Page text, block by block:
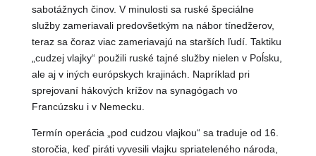
sabotážnych činov. V minulosti sa ruské špeciálne
služby zameriavali predovšetkým na nábor tínedžerov,
teraz sa čoraz viac zameriavajú na starších ľudí. Taktiku
„cudzej vlajky“ použili ruské tajné služby nielen v Poĺsku,
ale aj v iných európskych krajinách. Napríklad pri
sprejovaní hákových krížov na synagógach vo
Francúzsku i v Nemecku.
Termín operácia „pod cudzou vlajkou“ sa traduje od 16.
storočia, keď piráti vyvesili vlajku spriateleného národa,